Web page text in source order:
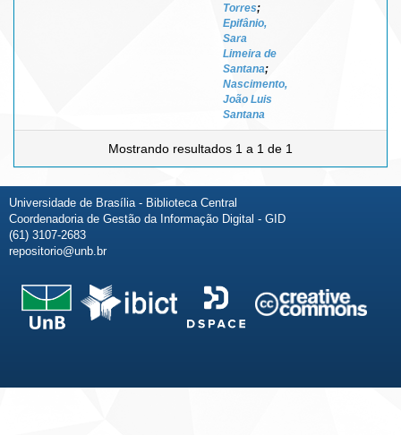
Torres;
Epifânio,
Sara
Limeira de
Santana;
Nascimento,
João Luis
Santana
Mostrando resultados 1 a 1 de 1
Universidade de Brasília - Biblioteca Central
Coordenadoria de Gestão da Informação Digital - GID
(61) 3107-2683
repositorio@unb.br